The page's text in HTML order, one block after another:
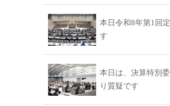
本日令和8年第1回
す
本日は、決算特別
り質疑です